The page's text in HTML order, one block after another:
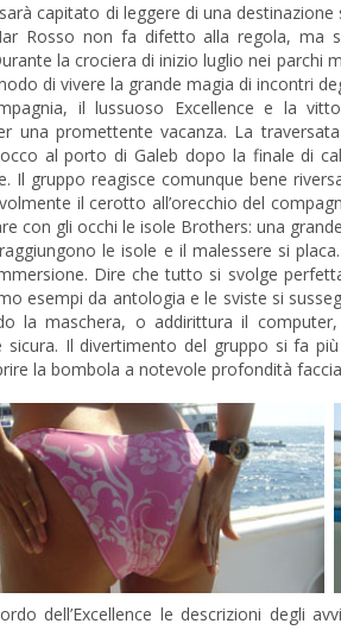
capitato di leggere di una
Rosso non fa difetto alla regola, ma
la crociera di inizio luglio nei parchi
di vivere la grande magia di incontri
il lussuoso Excellence e la
una promettente vacanza. La
al porto di Galeb dopo la finale di
Il gruppo reagisce comunque bene
il cerotto all’orecchio del
con gli occhi le isole Brothers: una
le isole e il malessere si
Dire che tutto si svolge
esempi da antologia e le sviste si
la maschera, o addirittura il
sicura. Il divertimento del gruppo si fa
la bombola a notevole profondità
dell’Excellence le descrizioni degli